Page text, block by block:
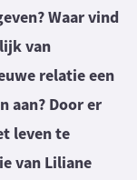
Waar vind
van
relatie een
aan? Door er
leven te
van Liliane